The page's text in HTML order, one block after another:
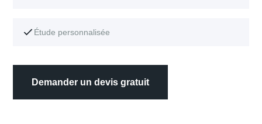
Étude personnalisée
Demander un devis gratuit